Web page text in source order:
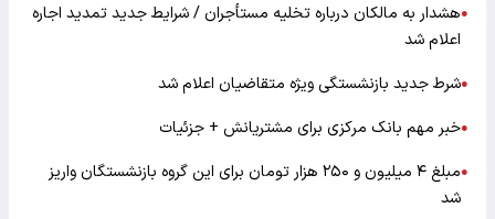
●هشدار به مالکان درباره تخلیه مستأجران / شرایط جدید تمدید اجاره
اعلام شد
●شرط جدید بازنشستگی ویژه متقاضیان اعلام شد
●خبر مهم بانک مرکزی برای مشتریانش + جزئیات
●
مبلغ ۴ میلیون و ۲۵۰ هزار تومان برای این گروه بازنشستگان واریز
شد